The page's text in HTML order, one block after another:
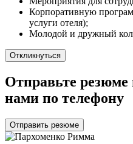
Корп клиентам
Смотреть все
Корпоративным клиентам
Конференц-залы
Тимбилдинги
Корпоративы
Свадьбы
Корпоративную
услуги отеля);
Молодой и дружный
Откликнуться
Отправьте резюме
нами по телефону
Отправить резюме